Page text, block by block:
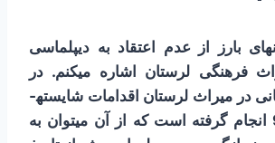
بارز از عدم اعتقاد به دیپلماسی
فرهنگی لرستان اشاره می­کنم. در
در میراث لرستان اقدامات شایسته­
ای در دهه 90 انجام گرفته است که از آن می­توان به